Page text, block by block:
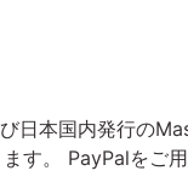
日本国内発行の
す。 PayPalをご